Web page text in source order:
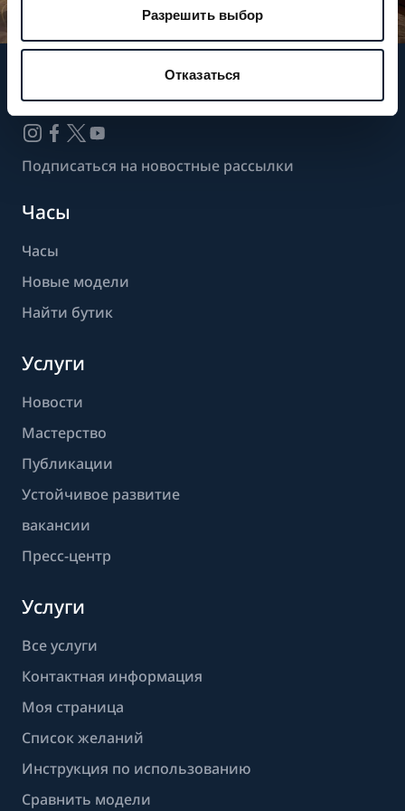
Разрешить выбор
Отказаться
Следите за нашими новостями
Подписаться на новостные рассылки
Часы
Часы
Новые модели
Найти бутик
Услуги
Новости
Мастерство
Публикации
Устойчивое развитие
вакансии
Пресс-центр
Услуги
Все услуги
Контактная информация
Моя страница
Список желаний
Инструкция по использованию
Сравнить модели